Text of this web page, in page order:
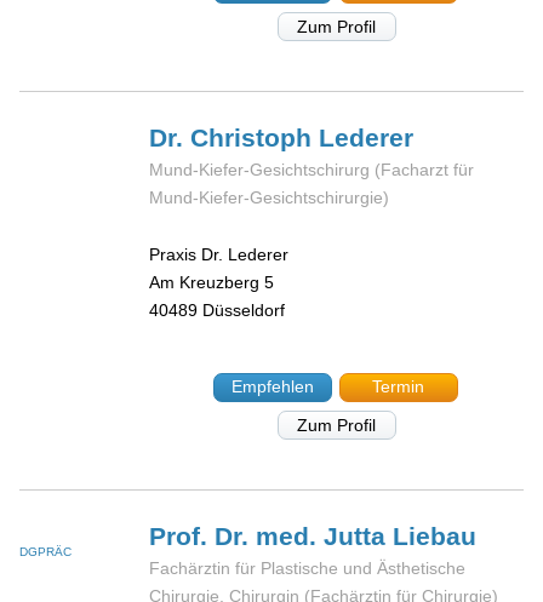
Zum Profil
Dr. Christoph Lederer
Mund-Kiefer-Gesichtschirurg (Facharzt für
Mund-Kiefer-Gesichtschirurgie)
Praxis Dr. Lederer
Am Kreuzberg 5
40489 Düsseldorf
Empfehlen
Termin
Zum Profil
DGPRÄC
Prof. Dr. med. Jutta Liebau
Fachärztin für Plastische und Ästhetische
Chirurgie, Chirurgin (Fachärztin für Chirurgie)